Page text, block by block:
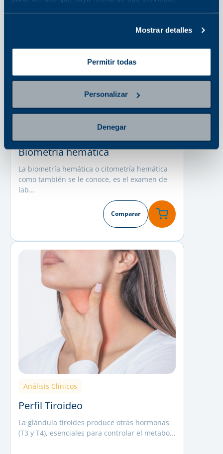
Mostrar detalles
Permitir todas
Personalizar
Denegar
Biometría hemática
La biometría hemática o citometría hemática
como también se le conoce, es el examen de
lab...
Comparar
Análisis Clínicos
Perfil Tiroideo
La glándula tiroides produce otras hormonas
(T3 y T4), esenciales para controlar el metabo...